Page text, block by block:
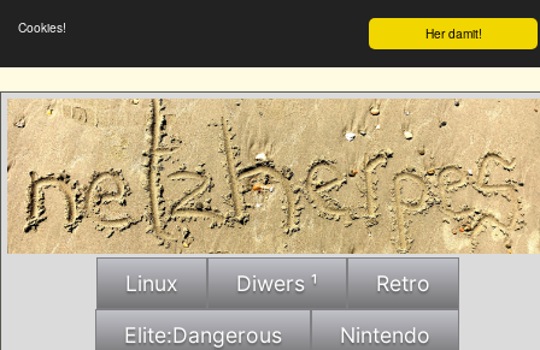
Her damit!
Cookies!
Linux Diwers ¹ Retro
Elite:Dangerous Nintendo